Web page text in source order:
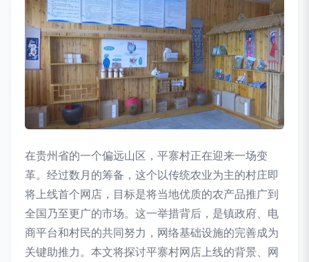
在贵州省的一个偏远山区，平寨村正在迎来一场变
革。经过数月的筹备，这个以传统农业为主的村庄即
将上线首个网店，目标是将当地优质的农产品推广到
全国乃至更广的市场。这一举措背后，是镇政府、电
商平台和村民的共同努力，网络基础设施的完善成为
关键助推力。本文将探讨平寨村网店上线的背景、网